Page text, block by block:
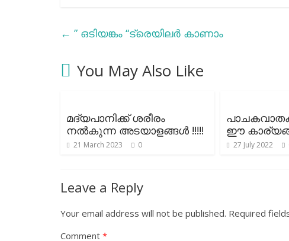
← ” ഒടിയങ്കം “ട്രെയിലർ കാണാം
You May Also Like
മദ്യപാനിക്ക് ശരീരം
നല്‍കുന്ന അടയാളങ്ങള്‍ !!!!!
21 March 2023 0
ഈ
27 July 2022
Leave a Reply
Your email address will not be published. Required
Comment *